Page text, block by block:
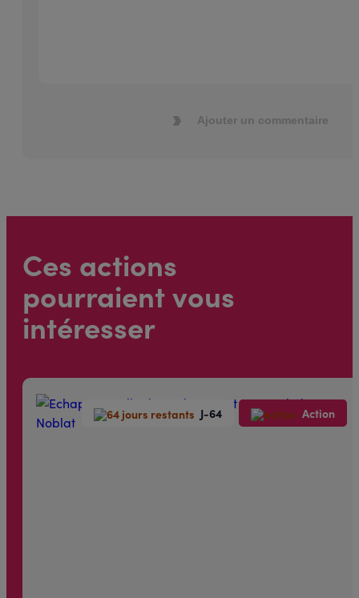
Ajouter un commentaire
Ces actions
pourraient vous
intéresser
J-64 Action